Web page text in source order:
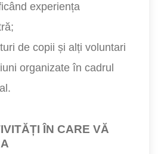
experiența
de copii și alți voluntari
organizate în cadrul
ÎN CARE VĂ